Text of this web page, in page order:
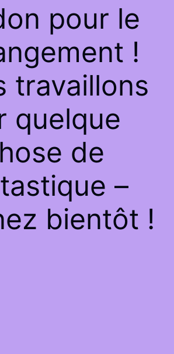
pour le
!
travaillons
quelque
de
–
bientôt !